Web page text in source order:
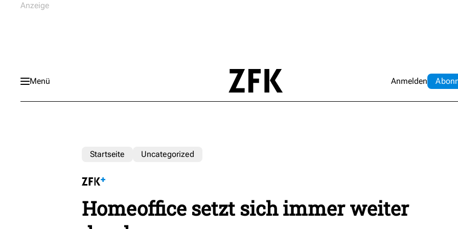
Menü Anmelden Abo
Startseite Uncategorized
Homeoffice setzt sich immer weiter